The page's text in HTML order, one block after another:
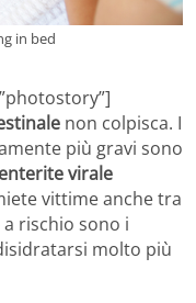
in bed
non colpisca. I
più gravi sono
virale
vittime anche tra
rischio sono i
molto più